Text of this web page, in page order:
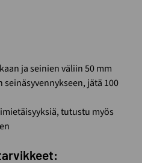
ja seinien väliin 50 mm
jätä 100
tutustu myös